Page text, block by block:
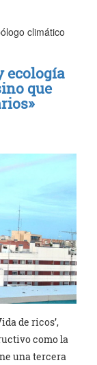
climático
ecología
que
de ricos’,
como la
una tercera